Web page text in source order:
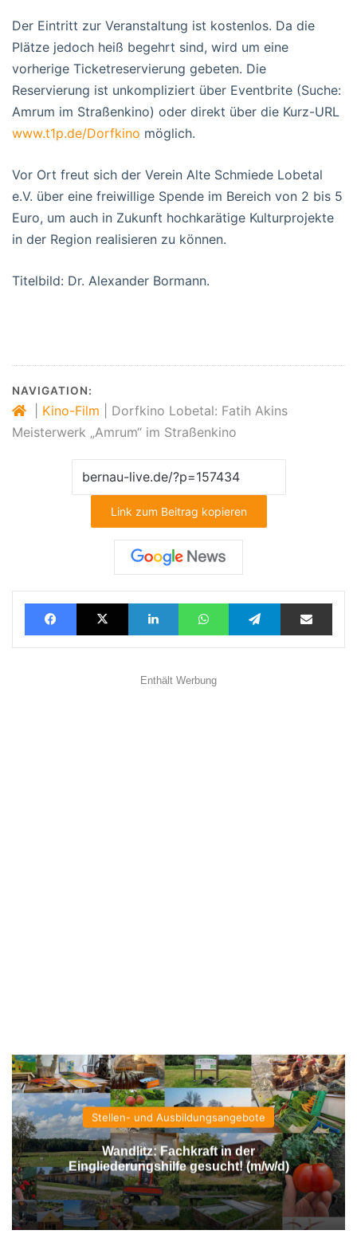
Der Eintritt zur Veranstaltung ist kostenlos. Da die
Plätze jedoch heiß begehrt sind, wird um eine
vorherige Ticketreservierung gebeten. Die
Reservierung ist unkompliziert über Eventbrite (Suche:
Amrum im Straßenkino) oder direkt über die Kurz-URL
www.t1p.de/Dorfkino möglich.
Vor Ort freut sich der Verein Alte Schmiede Lobetal
e.V. über eine freiwillige Spende im Bereich von 2 bis 5
Euro, um auch in Zukunft hochkarätige Kulturprojekte
in der Region realisieren zu können.
Titelbild: Dr. Alexander Bormann.
NAVIGATION:
Kino-Film
Dorfkino Lobetal: Fatih Akins
Meisterwerk „Amrum“ im Straßenkino
Link zum Beitrag kopieren
FacebookX LinkedInWhatsAppTelegramTeilen via E-Mail
Enthält Werbung
Stellen- und Ausbildungsangebote
Wandlitz: Fachkraft in der
Eingliederungshilfe gesucht! (m/w/d)